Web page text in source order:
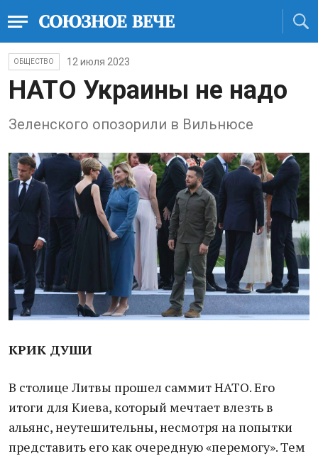
ОБЩЕСТВО 12 июля 2023
НАТО Украины не надо
Зеленского опозорили в Вильнюсе
КРИК ДУШИ
В столице Литвы прошел саммит НАТО. Его
итоги для Киева, который мечтает влезть в
альянс, неутешительны, несмотря на попытки
представить его как очередную «перемогу». Тем